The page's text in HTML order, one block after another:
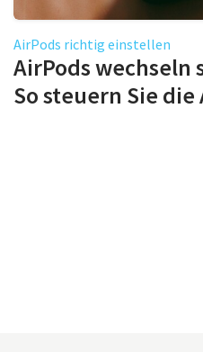
AirPods richtig einstellen
AirPods wechseln
So steuern Sie